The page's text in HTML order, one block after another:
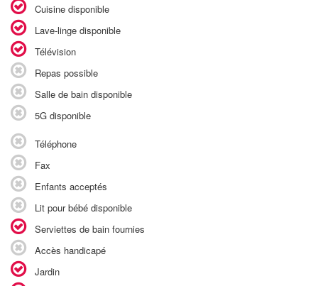
Cuisine disponible
Lave-linge disponible
Télévision
Repas possible
Salle de bain disponible
5G disponible
Téléphone
Fax
Enfants acceptés
Lit pour bébé disponible
Serviettes de bain fournies
Accès handicapé
Jardin